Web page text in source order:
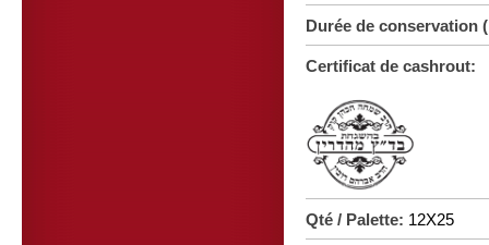
Durée de conservation
Certificat de cashrout:
Qté / Palette: 12X25